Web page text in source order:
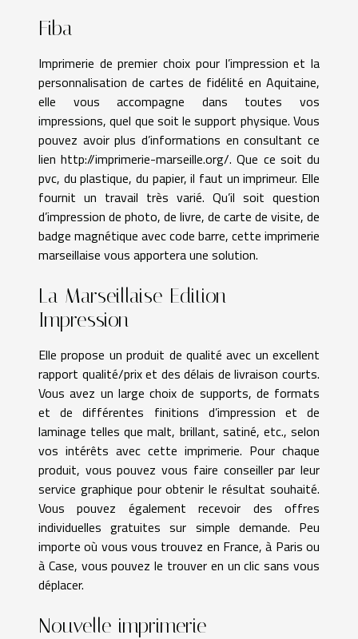
Fiba
Imprimerie de premier choix pour l’impression et la
personnalisation de cartes de fidélité en Aquitaine,
elle vous accompagne dans toutes vos
impressions, quel que soit le support physique. Vous
pouvez avoir plus d’informations en consultant ce
lienhttp://imprimerie-marseille.org/. Que ce soit du
pvc, du plastique, du papier, il faut un imprimeur. Elle
fournit un travail très varié. Qu’il soit question
d’impression de photo, de livre, de carte de visite, de
badge magnétique avec code barre, cette imprimerie
marseillaise vous apportera une solution.
La Marseillaise Edition
Impression
Elle propose un produit de qualité avec un excellent
rapport qualité/prix et des délais de livraison courts.
Vous avez un large choix de supports, de formats
et de différentes finitions d’impression et de
laminage telles que malt, brillant, satiné, etc., selon
vos intérêts avec cette imprimerie. Pour chaque
produit, vous pouvez vous faire conseiller par leur
service graphique pour obtenir le résultat souhaité.
Vous pouvez également recevoir des offres
individuelles gratuites sur simple demande. Peu
importe où vous vous trouvez en France, à Paris ou
à Case, vous pouvez le trouver en un clic sans vous
déplacer.
Nouvelle imprimerie